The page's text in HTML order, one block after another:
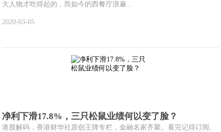
大人物才吃得起的，而如今的西餐厅浪遍...
2020-03-05
净利下滑17.8%，三只松鼠业绩何以变了脸？
港股解码，香港财华社原创王牌专栏，金融名家齐聚。看完记得订阅、